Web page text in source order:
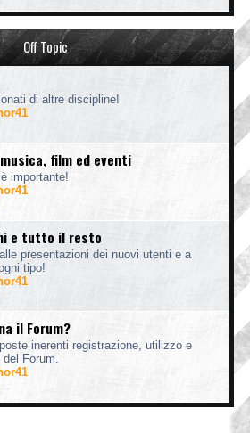
Off Topic
di altre discipline!
film ed eventi
importante!
e tutto il resto
presentazioni dei nuovi utenti e a
tipo!
il Forum?
inerenti registrazione, utilizzo e
Forum.